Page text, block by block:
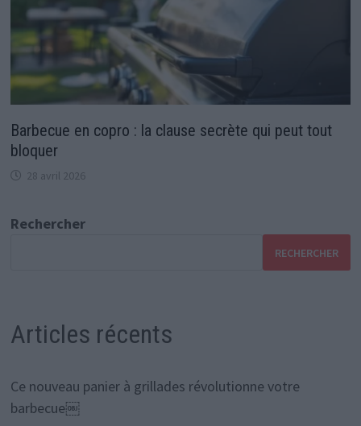
Barbecue en copro : la clause secrète qui peut tout
bloquer
28 avril 2026
Rechercher
RECHERCHER
Articles récents
Ce nouveau panier à grillades révolutionne votre
barbecue￼